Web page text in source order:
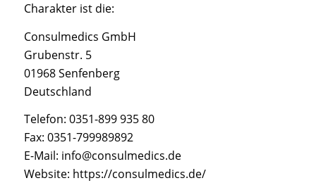
Charakter ist die:
Consulmedics GmbH
Grubenstr. 5
01968 Senfenberg
Deutschland
Telefon: 0351-899 935 80
Fax: 0351-799989892
E-Mail: info@consulmedics.de
Website: https://consulmedics.de/